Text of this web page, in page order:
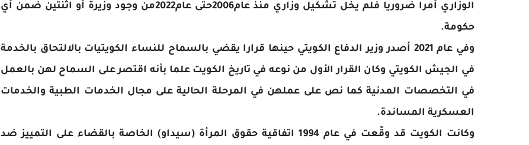
الوزاري أمرا ضروريا فلم يخل تشكيل وزاري منذ عام2006حتى عام2022من وجود وزيرة أو اثنتين ضمن أي
حكومة.
وفي عام 2021 أصدر وزير الدفاع الكويتي حينها قرارا يقضي بالسماح للنساء الكويتيات بالالتحاق بالخدمة
في الجيش الكويتي وكان القرار الأول من نوعه في تاريخ الكويت علما بأنه اقتصر على السماح لهن بالعمل
في التخصصات المدنية كما نص على عملهن في المرحلة الحالية على مجال الخدمات الطبية والخدمات
العسكرية المساندة.
وكانت الكويت قد وقّعت في عام 1994 اتفاقية حقوق المرأة (سيداو) الخاصة بالقضاء على التمييز ضد